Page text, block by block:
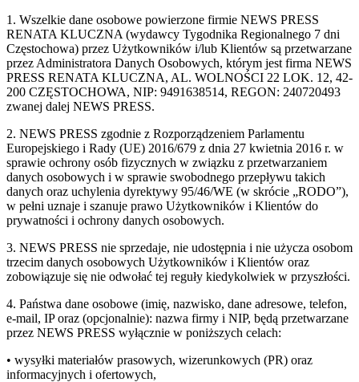
1. Wszelkie dane osobowe powierzone firmie NEWS PRESS
RENATA KLUCZNA (wydawcy Tygodnika Regionalnego 7 dni
Częstochowa) przez Użytkowników i/lub Klientów są przetwarzane
przez Administratora Danych Osobowych, którym jest firma NEWS
PRESS RENATA KLUCZNA, AL. WOLNOŚCI 22 LOK. 12, 42-
200 CZĘSTOCHOWA, NIP: 9491638514, REGON: 240720493
zwanej dalej NEWS PRESS.
2. NEWS PRESS zgodnie z Rozporządzeniem Parlamentu
Europejskiego i Rady (UE) 2016/679 z dnia 27 kwietnia 2016 r. w
sprawie ochrony osób fizycznych w związku z przetwarzaniem
danych osobowych i w sprawie swobodnego przepływu takich
danych oraz uchylenia dyrektywy 95/46/WE (w skrócie „RODO”),
w pełni uznaje i szanuje prawo Użytkowników i Klientów do
prywatności i ochrony danych osobowych.
3. NEWS PRESS nie sprzedaje, nie udostępnia i nie użycza osobom
trzecim danych osobowych Użytkowników i Klientów oraz
zobowiązuje się nie odwołać tej reguły kiedykolwiek w przyszłości.
4. Państwa dane osobowe (imię, nazwisko, dane adresowe, telefon,
e-mail, IP oraz (opcjonalnie): nazwa firmy i NIP, będą przetwarzane
przez NEWS PRESS wyłącznie w poniższych celach:
• wysyłki materiałów prasowych, wizerunkowych (PR) oraz
informacyjnych i ofertowych,